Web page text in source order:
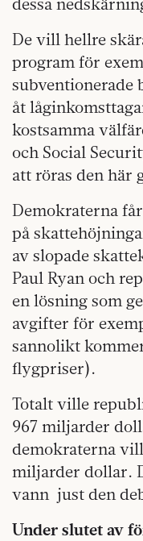
De vill hellre
program för
subventionerade
åt
kostsamma
och Social
att röras den här
Demokraterna
på
av slopade
Paul Ryan och
en lösning som
avgifter för
sannolikt
flygpriser).
Totalt ville
967 miljarder
demokraterna
miljarder dollar.
vann just den
Under slutet av